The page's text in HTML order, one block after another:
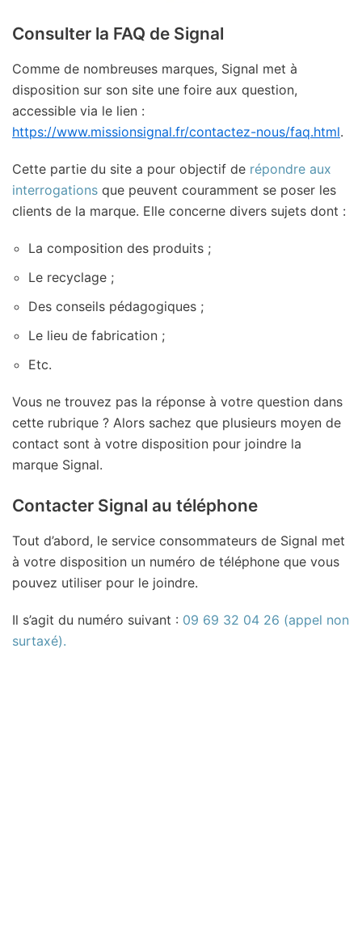
Consulter la FAQ de Signal
Comme de nombreuses marques, Signal met à
disposition sur son site une foire aux question,
accessible via le lien :
https://www.missionsignal.fr/contactez-nous/faq.html.
Cette partie du site a pour objectif de répondre aux
interrogations que peuvent couramment se poser les
clients de la marque. Elle concerne divers sujets dont :
La composition des produits ;
Le recyclage ;
Des conseils pédagogiques ;
Le lieu de fabrication ;
Etc.
Vous ne trouvez pas la réponse à votre question dans
cette rubrique ? Alors sachez que plusieurs moyen de
contact sont à votre disposition pour joindre la
marque Signal.
Contacter Signal au téléphone
Tout d’abord, le service consommateurs de Signal met
à votre disposition un numéro de téléphone que vous
pouvez utiliser pour le joindre.
Il s’agit du numéro suivant : 09 69 32 04 26 (appel non
surtaxé).